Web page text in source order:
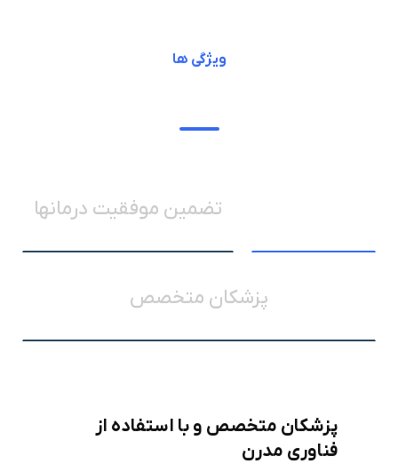
ویژگی ها
تضمین موفقیت درمانها
پزشکان متخصص
پزشکان متخصص و با استفاده از
فناوری مدرن